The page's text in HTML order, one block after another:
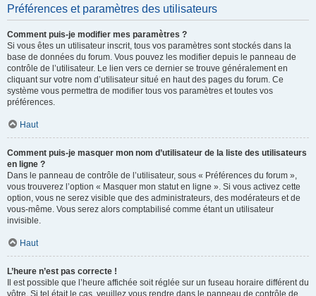
Préférences et paramètres des utilisateurs
Comment puis-je modifier mes paramètres ?
Si vous êtes un utilisateur inscrit, tous vos paramètres sont stockés dans la
base de données du forum. Vous pouvez les modifier depuis le panneau de
contrôle de l’utilisateur. Le lien vers ce dernier se trouve généralement en
cliquant sur votre nom d’utilisateur situé en haut des pages du forum. Ce
système vous permettra de modifier tous vos paramètres et toutes vos
préférences.
Haut
Comment puis-je masquer mon nom d’utilisateur de la liste des utilisateurs
en ligne ?
Dans le panneau de contrôle de l’utilisateur, sous « Préférences du forum »,
vous trouverez l’option « Masquer mon statut en ligne ». Si vous activez cette
option, vous ne serez visible que des administrateurs, des modérateurs et de
vous-même. Vous serez alors comptabilisé comme étant un utilisateur
invisible.
Haut
L’heure n’est pas correcte !
Il est possible que l’heure affichée soit réglée sur un fuseau horaire différent du
vôtre. Si tel était le cas, veuillez vous rendre dans le panneau de contrôle de